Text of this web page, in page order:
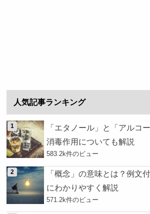
人気記事ランキング
「エタノール」と「アルコ
消毒作用についても解説
583.2k件のビュー
「概念」の意味とは？例文
にわかりやすく解説
571.2k件のビュー